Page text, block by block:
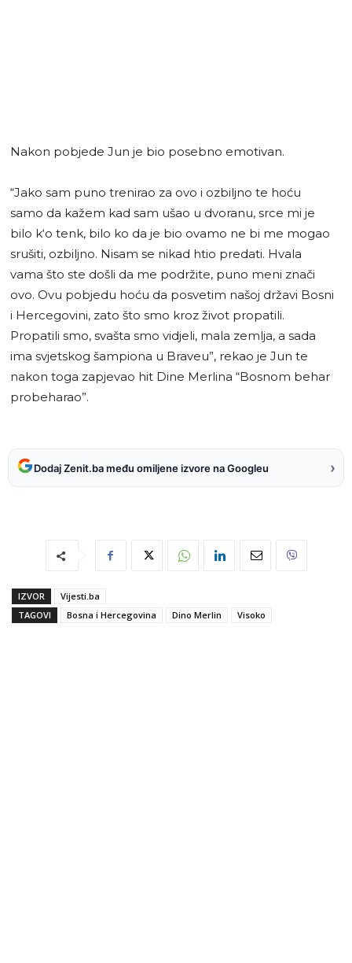
Nakon pobjede Jun je bio posebno emotivan.
“Jako sam puno trenirao za ovo i ozbiljno te hoću
samo da kažem kad sam ušao u dvoranu, srce mi je
bilo k‘o tenk, bilo ko da je bio ovamo ne bi me mogao
srušiti, ozbiljno. Nisam se nikad htio predati. Hvala
vama što ste došli da me podržite, puno meni znači
ovo. Ovu pobjedu hoću da posvetim našoj državi Bosni
i Hercegovini, zato što smo kroz život propatili.
Propatili smo, svašta smo vidjeli, mala zemlja, a sada
ima svjetskog šampiona u Braveu”, rekao je Jun te
nakon toga zapjevao hit Dine Merlina “Bosnom behar
probeharao”.
Dodaj Zenit.ba među omiljene izvore na Googleu ›
IZVOR
Vijesti.ba
TAGOVI
Bosna i Hercegovina Dino Merlin Visoko